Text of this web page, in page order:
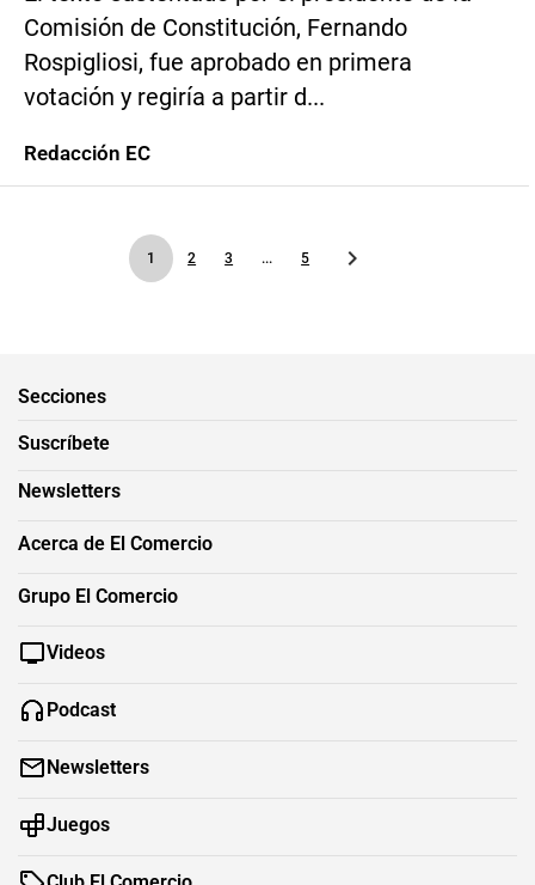
Comisión de Constitución, Fernando
Rospigliosi, fue aprobado en primera
votación y regiría a partir d...
Redacción EC
1 2 3 ... 5
Secciones
Suscríbete
Newsletters
Acerca de El Comercio
Grupo El Comercio
Videos
Podcast
Newsletters
Juegos